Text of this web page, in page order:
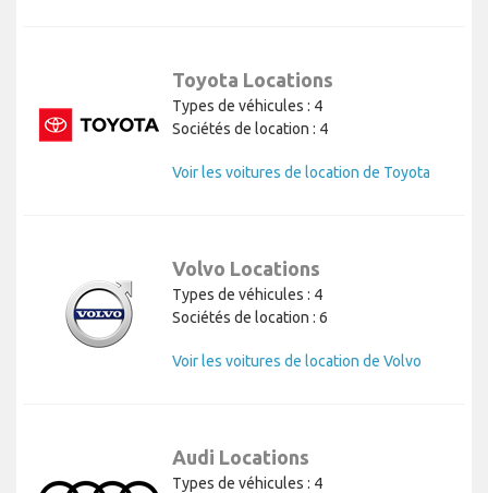
Toyota Locations
Types de véhicules : 4
Sociétés de location : 4
Voir les voitures de location de Toyota
Volvo Locations
Types de véhicules : 4
Sociétés de location : 6
Voir les voitures de location de Volvo
Audi Locations
Types de véhicules : 4